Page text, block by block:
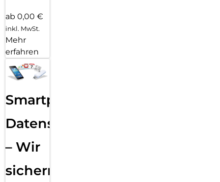
ab 0,00 €
inkl. MwSt.
Mehr
erfahren
Smartphone
Datensicherung
– Wir
sichern